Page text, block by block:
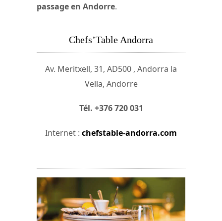
passage en Andorre.
Chefs’Table Andorra
Av. Meritxell, 31, AD500 , Andorra la
Vella, Andorre
Tél. +376 720 031
Internet : chefstable-andorra.com